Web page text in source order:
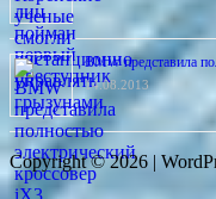
BMW представила
14.08.2013
Copyright © 2026 |